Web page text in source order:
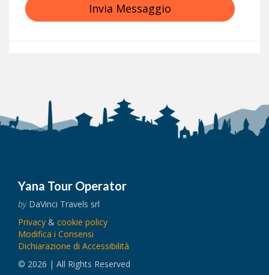
Invia Messaggio
Yana Tour Operator
byDaVinci Travels srl
Privacy & cookie policy
Modifica i Consensi
Dichiarazione di Accessibilità
© 2026 | All Rights Reserved